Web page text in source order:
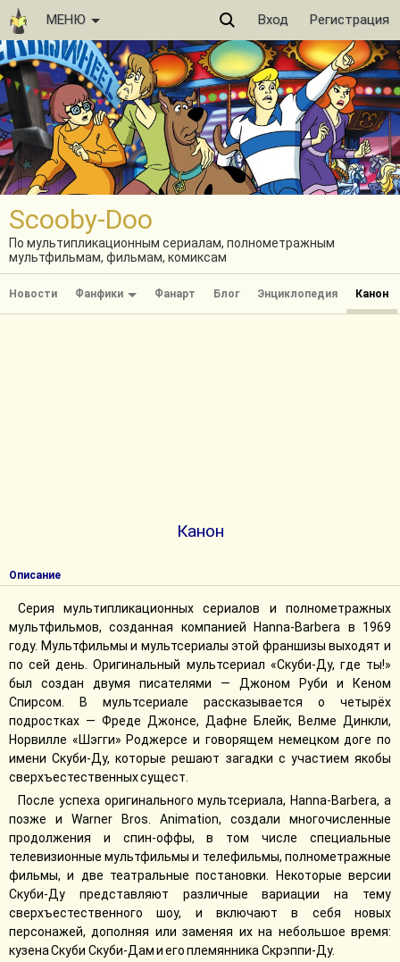
МЕНЮ Вход Регистрация
Scooby-Doo
По мультипликационным сериалам, полнометражным
мультфильмам, фильмам, комиксам
Новости Фанфики Фанарт Блог Энциклопедия Канон
Канон
Описание
Cерия мультипликационных сериалов и полнометражных
мультфильмов, созданная компанией Hanna-Barbera в 1969
году. Мультфильмы и мультсериалы этой франшизы выходят и
по сей день. Оригинальный мультсериал «Скуби-Ду, где ты!»
был создан двумя писателями — Джоном Руби и Кеном
Спирсом. В мультсериале рассказывается о четырёх
подростках — Фреде Джонсе, Дафне Блейк, Велме Динкли,
Норвилле «Шэгги» Роджерсе и говорящем немецком доге по
имени Скуби-Ду, которые решают загадки с участием якобы
сверхъестественных сущест.
После успеха оригинального мультсериала, Hanna-Barbera, а
позже и Warner Bros. Animation, создали многочисленные
продолжения и спин-оффы, в том числе специальные
телевизионные мультфильмы и телефильмы, полнометражные
фильмы, и две театральные постановки. Некоторые версии
Скуби-Ду представляют различные вариации на тему
сверхъестественного шоу, и включают в себя новых
персонажей, дополняя или заменяя их на небольшое время:
кузена Скуби Скуби-Дам и его племянника Скрэппи-Ду.